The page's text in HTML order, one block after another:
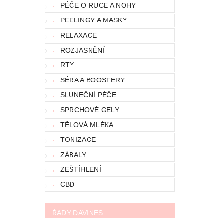
PÉČE O RUCE A NOHY
PEELINGY A MASKY
RELAXACE
ROZJASNĚNÍ
RTY
SÉRA A BOOSTERY
SLUNEČNÍ PÉČE
SPRCHOVÉ GELY
TĚLOVÁ MLÉKA
TONIZACE
ZÁBALY
ZEŠTÍHLENÍ
CBD
ŘADY DAVINES